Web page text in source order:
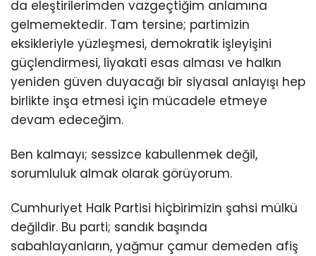
da eleştirilerimden vazgeçtiğim anlamına
gelmemektedir. Tam tersine; partimizin
eksikleriyle yüzleşmesi, demokratik işleyişini
güçlendirmesi, liyakati esas alması ve halkın
yeniden güven duyacağı bir siyasal anlayışı hep
birlikte inşa etmesi için mücadele etmeye
devam edeceğim.
Ben kalmayı; sessizce kabullenmek değil,
sorumluluk almak olarak görüyorum.
Cumhuriyet Halk Partisi hiçbirimizin şahsi mülkü
değildir. Bu parti; sandık başında
sabahlayanların, yağmur çamur demeden afiş